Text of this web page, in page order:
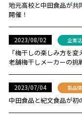
地元高校と中田食品が共
開催！
2023/08/02 企業
「梅干しの楽しみ方を
老舗梅干しメーカーの挑
2023/07/04 製品
中田食品と紀文食品が初